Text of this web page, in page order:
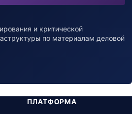
и критической
по материалам деловой
ПЛАТФОРМА